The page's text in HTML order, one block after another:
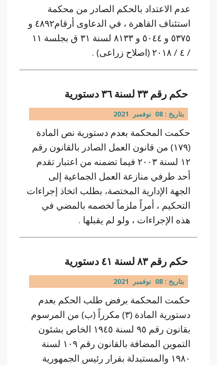
عدم الاعتداد بالحكم الصادر من محكمة
استئناف القاهرة ، في الدعاوى أرقام٤٨٩٢ و
٥٣٧٥ و ٥٠٤٤ و ٨١٣٣ لسنة ٣١ ق بجلسة ١١
/ ٤ / ٢٠١٨ (اصلاح زراعى) .
حكم رقم ٣٣ لسنة ٣٦ دستورية
بتاريخ : 08 نوفمبر 2021
حكمت المحكمة بعدم دستورية نص المادة
(١٧٩) من قانون العمل الصادر بالقانون رقم
١٢ لسنة ٢٠٠٣ فيما تضمنه من اعتبار تقدم
أحد طرفي منازعة العمل الجماعية إلى
الجهة الإدارية المختصة، بطلب اتخاذ إجراءات
التحكيم ، أمراً ملزماً لخصمه بالمضي في
هذه الإجراءات ، ولو لم يقبلها .
حكم رقم ٨٣ لسنة ٤١ دستورية
بتاريخ : 08 نوفمبر 2021
حكمت المحكمة برفض طلب الحكم بعدم
دستورية المادة (٣) مكرراً (ب) من المرسوم
بقانون رقم ٩٥ لسنة ١٩٤٥ الخاص بشئون
التموين المضافة بالقانون رقم ١٠٩ لسنة
١٩٨٠ والمستبدلة بقرار رئيس الجمهورية